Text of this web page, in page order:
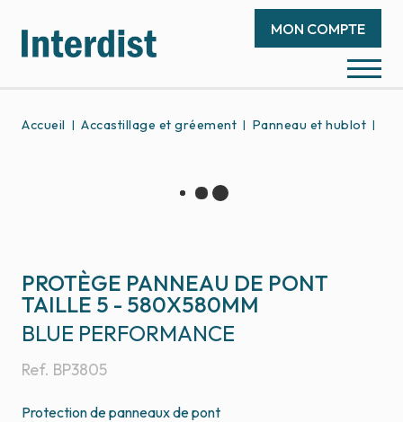
MON COMPTE
Accueil Accastillage et gréement Panneau et hublot
PROTÈGE PANNEAU DE PONT
TAILLE 5 - 580X580MM
Ref. BP3805
BLUE PERFORMANCE
Protection de panneaux de pont